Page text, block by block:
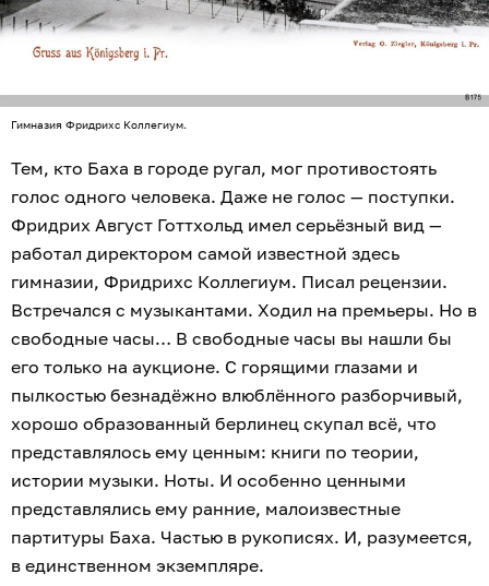
Гимназия Фридрихс Коллегиум.
Тем, кто Баха в городе ругал, мог противостоять
голос одного человека. Даже не голос — поступки.
Фридрих Август Готтхольд имел серьёзный вид —
работал директором самой известной здесь
гимназии, Фридрихс Коллегиум. Писал рецензии.
Встречался с музыкантами. Ходил на премьеры. Но в
свободные часы… В свободные часы вы нашли бы
его только на аукционе. С горящими глазами и
пылкостью безнадёжно влюблённого разборчивый,
хорошо образованный берлинец скупал всё, что
представлялось ему ценным: книги по теории,
истории музыки. Ноты. И особенно ценными
представлялись ему ранние, малоизвестные
партитуры Баха. Частью в рукописях. И, разумеется,
в единственном экземпляре.